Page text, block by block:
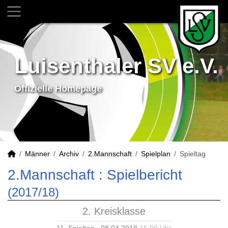
Luisenthaler SV e.V.
Offizielle Homepage
Männer Archiv 2.Mannschaft Spielplan Spieltag
2.Mannschaft : Spielbericht
(2017/18)
2. Kreisklasse